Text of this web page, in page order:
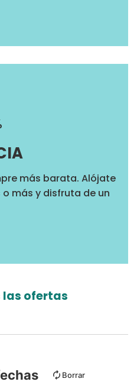
más barata. Alójate
más y disfruta de un
las ofertas
Borrar